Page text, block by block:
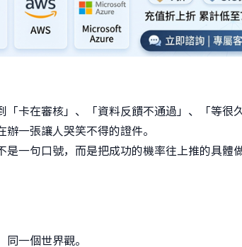
卡在審核」、「資料反饋不通過」、「等很
一張讓人哭笑不得的證件。
是一句口號，而是把成功的機率往上推的具體
一個世界觀。